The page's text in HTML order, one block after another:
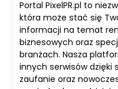
Portal PixelPR.pl to
która może stać się
informacji na temat
biznesowych oraz
branżach. Nasza
innych serwisów dzięki
zaufanie oraz